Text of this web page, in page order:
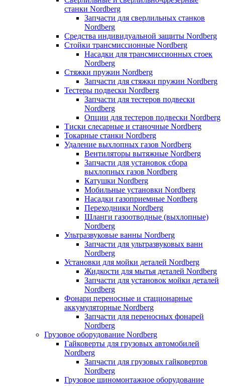
станки Nordberg
Запчасти для сверлильных станков
Nordberg
Средства индивидуальной защиты Nordberg
Стойки трансмиссионные Nordberg
Насадки для трансмиссионных стоек
Nordberg
Стяжки пружин Nordberg
Запчасти для стяжки пружин Nordberg
Тестеры подвески Nordberg
Запчасти для тестеров подвески
Nordberg
Опции для тестеров подвески Nordberg
Тиски слесарные и станочные Nordberg
Токарные станки Nordberg
Удаление выхлопных газов Nordberg
Вентиляторы вытяжные Nordberg
Запчасти для установок сбора
выхлопных газов Nordberg
Катушки Nordberg
Мобильные установки Nordberg
Насадки газоприемные Nordberg
Переходники Nordberg
Шланги газоотводные (выхлопные)
Nordberg
Ультразвуковые ванны Nordberg
Запчасти для ультразвуковых ванн
Nordberg
Установки для мойки деталей Nordberg
Жидкости для мытья деталей Nordberg
Запчасти для установок мойки деталей
Nordberg
Фонари переносные и стационарные
аккумуляторные Nordberg
Запчасти для переносных фонарей
Nordberg
Грузовое оборудование Nordberg
Гайковерты для грузовых автомобилей
Nordberg
Запчасти для грузовых гайковертов
Nordberg
Грузовое шиномонтажное оборудование